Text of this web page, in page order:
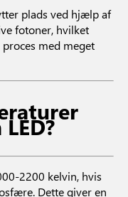
plads ved hjælp af
fotoner, hvilket
med meget
2200 kelvin, hvis
Dette giver en